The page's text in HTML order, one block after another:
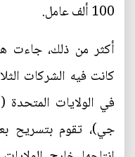
100 ألف عامل.
أكثر من ذلك، جاءت
كانت فيه الشركات
في الولايات المتحدة
جي)، تقوم بتسريح